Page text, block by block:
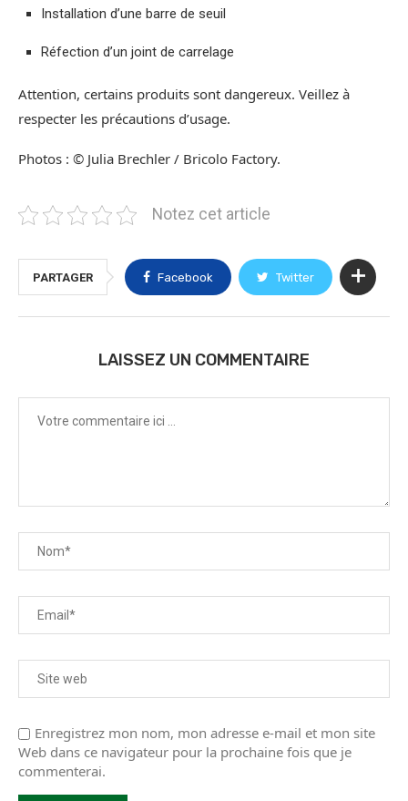
Installation d’une barre de seuil
Réfection d’un joint de carrelage
Attention, certains produits sont dangereux. Veillez à
respecter les précautions d’usage.
Photos : © Julia Brechler / Bricolo Factory.
Notez cet article
PARTAGER Facebook Twitter
LAISSEZ UN COMMENTAIRE
Enregistrez mon nom, mon adresse e-mail et mon site
Web dans ce navigateur pour la prochaine fois que je
commenterai.